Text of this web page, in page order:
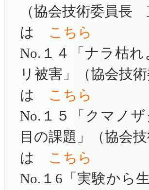
（協会技術委員長
は
こちら
No.１４「ナラ枯
リ被害」
（協会技
は
こちら
No.１５「クマノ
目の課題」
（協会
は
こちら
No.１6「実験から